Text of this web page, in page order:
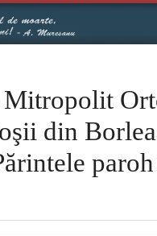
Mitropolit
din